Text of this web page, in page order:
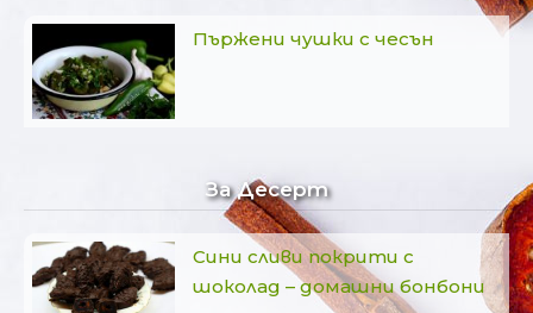
Пържени чушки с чесън
За Десерт
Сини сливи покрити с
шоколад – домашни бонбони